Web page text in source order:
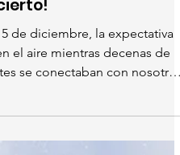
ganador del
ver a Los Bukis
de diciembre, la expectativa
se conectaban con nosotros